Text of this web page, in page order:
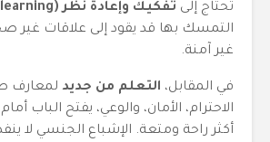
تحتاج إلى تفكيك وإعادة نظر (un-learning)
التمسك بها قد يقود إلى علاقات غير
غير آمنة.
في المقابل، التعلم من جديد لمعارف
الاحترام، الأمان، والوعي، يفتح الباب
أكثر راحة ومتعة. الإشباع الجنسي لا